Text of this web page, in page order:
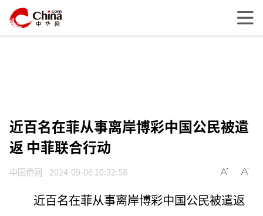
近百名在菲从事离岸博彩中国公民被遣
返 中菲联合行动
中国侨网 2024-09-06 10:32:58
近百名在菲从事离岸博彩中国公民被遣返